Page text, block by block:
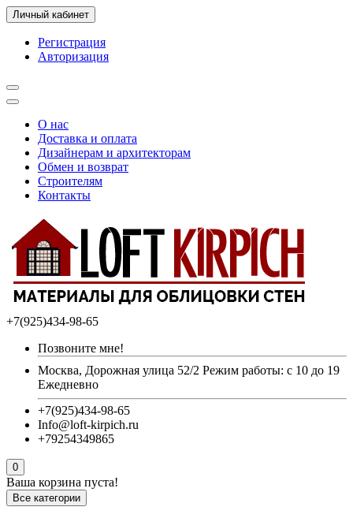
Личный кабинет
Регистрация
Авторизация
О нас
Доставка и оплата
Дизайнерам и архитекторам
Обмен и возврат
Строителям
Контакты
+7(925)434-98-65
Позвоните мне!
Москва, Дорожная улица 52/2 Режим работы: с 10 до 19
Ежедневно
+7(925)434-98-65
Info@loft-kirpich.ru
+79254349865
0
Ваша корзина пуста!
Все категории